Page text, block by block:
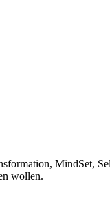
MindSet,
wollen.